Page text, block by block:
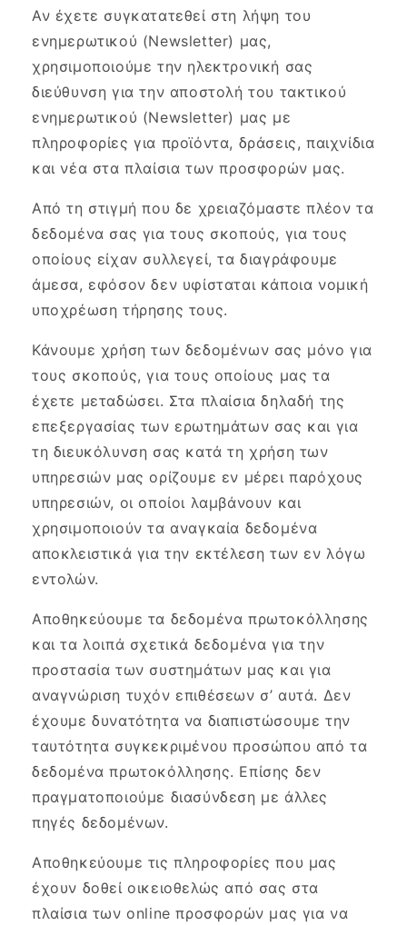
Αν έχετε συγκατατεθεί στη λήψη του
ενημερωτικού (Newsletter) μας,
χρησιμοποιούμε την ηλεκτρονική σας
διεύθυνση για την αποστολή του τακτικού
ενημερωτικού (Newsletter) μας με
πληροφορίες για προϊόντα, δράσεις, παιχνίδια
και νέα στα πλαίσια των προσφορών μας.
Από τη στιγμή που δε χρειαζόμαστε πλέον τα
δεδομένα σας για τους σκοπούς, για τους
οποίους είχαν συλλεγεί, τα διαγράφουμε
άμεσα, εφόσον δεν υφίσταται κάποια νομική
υποχρέωση τήρησης τους.
Κάνουμε χρήση των δεδομένων σας μόνο για
τους σκοπούς, για τους οποίους μας τα
έχετε μεταδώσει. Στα πλαίσια δηλαδή της
επεξεργασίας των ερωτημάτων σας και για
τη διευκόλυνση σας κατά τη χρήση των
υπηρεσιών μας ορίζουμε εν μέρει παρόχους
υπηρεσιών, οι οποίοι λαμβάνουν και
χρησιμοποιούν τα αναγκαία δεδομένα
αποκλειστικά για την εκτέλεση των εν λόγω
εντολών.
Αποθηκεύουμε τα δεδομένα πρωτοκόλλησης
και τα λοιπά σχετικά δεδομένα για την
προστασία των συστημάτων μας και για
αναγνώριση τυχόν επιθέσεων σ’ αυτά. Δεν
έχουμε δυνατότητα να διαπιστώσουμε την
ταυτότητα συγκεκριμένου προσώπου από τα
δεδομένα πρωτοκόλλησης. Επίσης δεν
πραγματοποιούμε διασύνδεση με άλλες
πηγές δεδομένων.
Αποθηκεύουμε τις πληροφορίες που μας
έχουν δοθεί οικειοθελώς από σας στα
πλαίσια των online προσφορών μας για να